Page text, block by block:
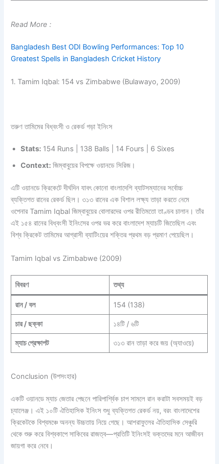
Read More :
Bangladesh Best ODI Bowling Performances: Top 10
Greatest Spells in Bangladesh Cricket History
1. Tamim Iqbal: 154 vs Zimbabwe (Bulawayo, 2009)
তরুণ তামিমের বিধ্বংসী ও রেকর্ড গড়া ইনিংস
Stats: 154 Runs | 138 Balls | 14 Fours | 6 Sixes
Context: জিম্বাবুয়ের বিপক্ষে ওয়ানডে সিরিজ।
এটি ওয়ানডে ক্রিকেটে দীর্ঘদিন যাবৎ কোনো বাংলাদেশি ব্যাটসম্যানের সর্বোচ্চ
ব্যক্তিগত রানের রেকর্ড ছিল। ৩১৩ রানের এক বিশাল লক্ষ্য তাড়া করতে নেমে
ওপেনার Tamim Iqbal জিম্বাবুয়ের বোলারদের ওপর রীতিমতো তাণ্ডব চালান। তাঁর
এই ১৫৪ রানের বিধ্বংসী ইনিংসের ওপর ভর করে বাংলাদেশ ম্যাচটি জিতেছিল এবং
বিশ্ব ক্রিকেট তামিমের আগ্রাসী ব্যাটিংয়ের শক্তির প্রথম বড় প্রমাণ পেয়েছিল।
Tamim Iqbal vs Zimbabwe (2009)
বিবরণ তথ্য
রান / বল 154 (138)
চার / ছক্কা ১৪টি / ৬টি
ম্যাচ প্রেক্ষাপট ৩১৩ রান তাড়া করে জয় (অ্যাওয়ে)
Conclusion (উপসংহার)
একটি ওয়ানডে ম্যাচ জেতার পেছনে পারিপার্শ্বিক চাপ সামলে রান করাটা সবসময়ই বড়
চ্যালেঞ্জ। এই ১০টি ঐতিহাসিক ইনিংস শুধু ব্যক্তিগত রেকর্ড নয়, বরং বাংলাদেশের
ক্রিকেটকে বিশ্বমঞ্চে অনন্য উচ্চতায় নিয়ে গেছে। আশরাফুলের ঐতিহাসিক সেঞ্চুরি
থেকে শুরু করে বিশ্বকাপে সাকিবের রাজত্ব—প্রতিটি ইনিংসই ভক্তদের মনে আজীবন
জায়গা করে নেবে।